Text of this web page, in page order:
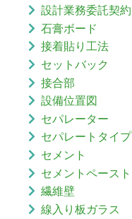
設計業務委託契約
石膏ボード
接着貼り工法
セットバック
接合部
設備位置図
セパレーター
セパレートタイプ
セメント
セメントペースト
繊維壁
線入り板ガラス